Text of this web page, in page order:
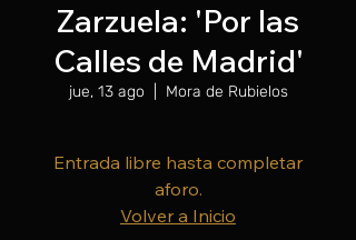
Zarzuela: 'Por las
Calles de Madrid'
jue, 13 ago Mora de Rubielos
Entrada libre hasta completar
aforo.
Volver a Inicio